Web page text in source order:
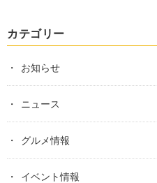
カテゴリー
お知らせ
ニュース
グルメ情報
イベント情報